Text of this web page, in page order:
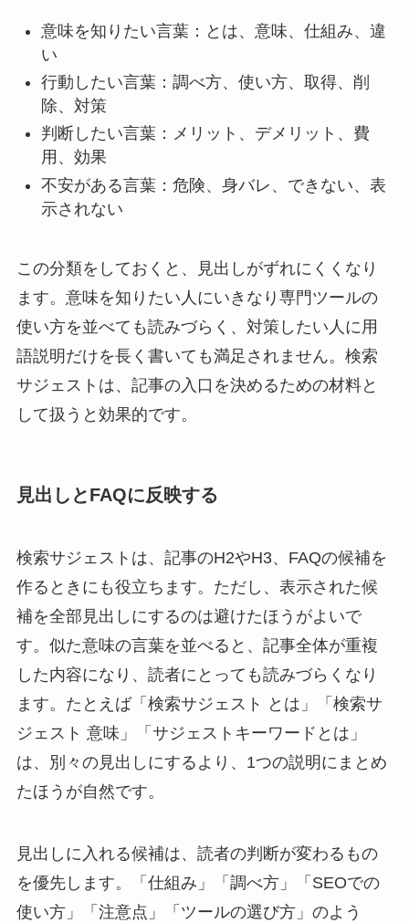
意味を知りたい言葉：とは、意味、仕組み、違
い
行動したい言葉：調べ方、使い方、取得、削
除、対策
判断したい言葉：メリット、デメリット、費
用、効果
不安がある言葉：危険、身バレ、できない、表
示されない
この分類をしておくと、見出しがずれにくくなり
ます。意味を知りたい人にいきなり専門ツールの
使い方を並べても読みづらく、対策したい人に用
語説明だけを長く書いても満足されません。検索
サジェストは、記事の入口を決めるための材料と
して扱うと効果的です。
見出しとFAQに反映する
検索サジェストは、記事のH2やH3、FAQの候補を
作るときにも役立ちます。ただし、表示された候
補を全部見出しにするのは避けたほうがよいで
す。似た意味の言葉を並べると、記事全体が重複
した内容になり、読者にとっても読みづらくなり
ます。たとえば「検索サジェスト とは」「検索サ
ジェスト 意味」「サジェストキーワードとは」
は、別々の見出しにするより、1つの説明にまとめ
たほうが自然です。
見出しに入れる候補は、読者の判断が変わるもの
を優先します。「仕組み」「調べ方」「SEOでの
使い方」「注意点」「ツールの選び方」のよう